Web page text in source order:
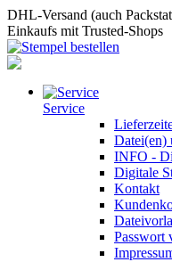
DHL-Versand (auch
Einkaufs mit Trusted-Shops
Service
Datei(en)
INFO -
Digitale
Kontakt
Passwort